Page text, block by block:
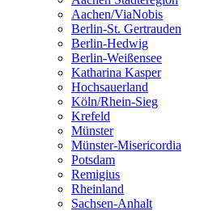
Aachen/ViaNobis
Berlin-St. Gertrauden
Berlin-Hedwig
Berlin-Weißensee
Katharina Kasper
Hochsauerland
Köln/Rhein-Sieg
Krefeld
Münster
Münster-Misericordia
Potsdam
Remigius
Rheinland
Sachsen-Anhalt